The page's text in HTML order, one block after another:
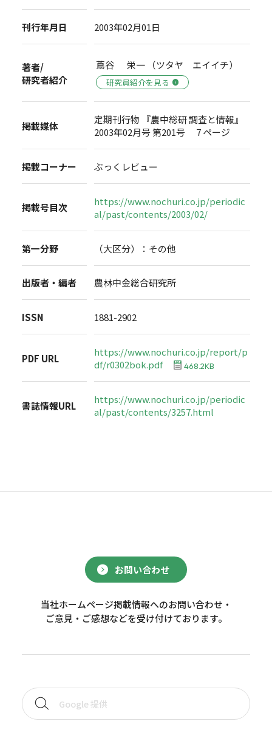
刊行年月日 2003年02月01日
著者/
研究者紹介
蔦谷 栄一 （ツタヤ エイイチ）
研究員紹介を見る
掲載媒体
定期刊行物 『農中総研 調査と情報』
2003年02月号 第201号 7 ページ
掲載コーナー ぶっくレビュー
掲載号目次
https://www.nochuri.co.jp/periodic
al/past/contents/2003/02/
第一分野 （大区分）：その他
出版者・編者 農林中金総合研究所
ISSN 1881-2902
PDF URL
https://www.nochuri.co.jp/report/p
df/r0302bok.pdf
468.2KB
書誌情報URL
https://www.nochuri.co.jp/periodic
al/past/contents/3257.html
お問い合わせ
当社ホームページ掲載情報へのお問い合わせ・
ご意見・ご感想などを受け付けております。